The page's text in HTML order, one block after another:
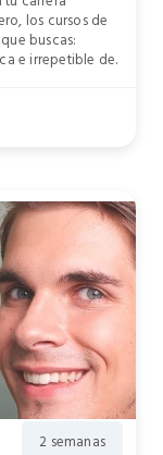
los cursos de
buscas:
e irrepetible de.
2 semanas